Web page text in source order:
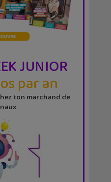
JUNIOR
par an
ton marchand de